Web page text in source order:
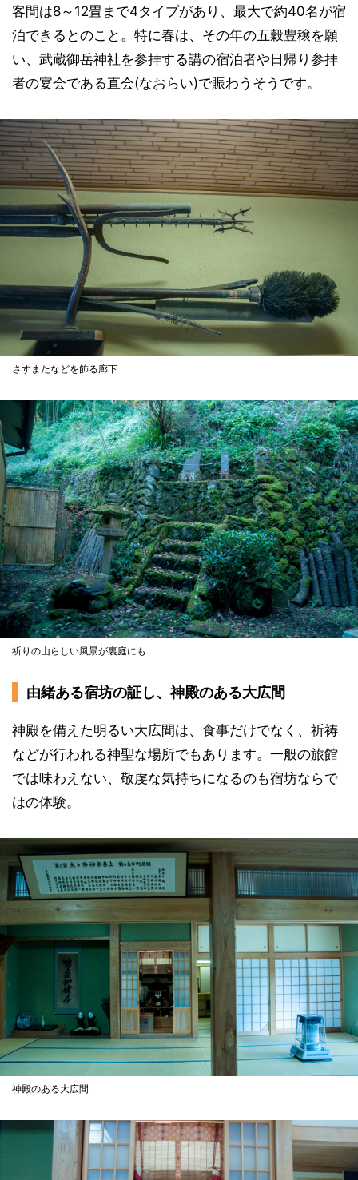
客間は8～12畳まで4タイプがあり、最大で約40名が宿
泊できるとのこと。特に春は、その年の五穀豊穣を願
い、武蔵御岳神社を参拝する講の宿泊者や日帰り参拝
者の宴会である直会(なおらい)で賑わうそうです。
さすまたなどを飾る廊下
祈りの山らしい風景が裏庭にも
由緒ある宿坊の証し、神殿のある大広間
神殿を備えた明るい大広間は、食事だけでなく、祈祷
などが行われる神聖な場所でもあります。一般の旅館
では味わえない、敬虔な気持ちになるのも宿坊ならで
はの体験。
神殿のある大広間